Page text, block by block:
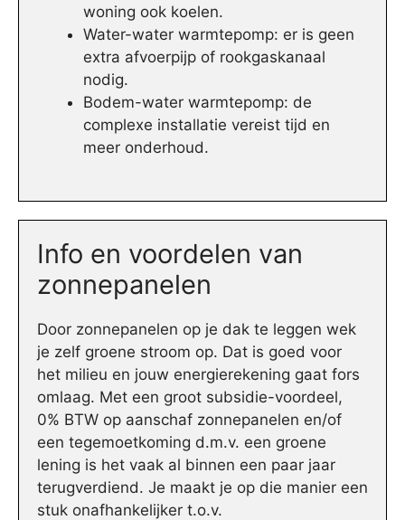
woning ook koelen.
Water-water warmtepomp: er is geen
extra afvoerpijp of rookgaskanaal
nodig.
Bodem-water warmtepomp: de
complexe installatie vereist tijd en
meer onderhoud.
Info en voordelen van
zonnepanelen
Door zonnepanelen op je dak te leggen wek
je zelf groene stroom op. Dat is goed voor
het milieu en jouw energierekening gaat fors
omlaag. Met een groot subsidie-voordeel,
0% BTW op aanschaf zonnepanelen en/of
een tegemoetkoming d.m.v. een groene
lening is het vaak al binnen een paar jaar
terugverdiend. Je maakt je op die manier een
stuk onafhankelijker t.o.v.